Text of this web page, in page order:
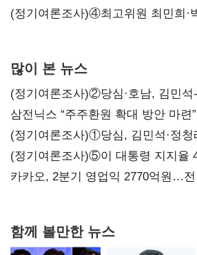
'한 자릿수'
(정기여론조사)④최고위원 최민희·
많이 본 뉴스
(정기여론조사)②당심·호남, 김민석
삼전닉스 “주주환원 확대 방안 마
보내
(정기여론조사)①당심, 김민석·정
지지도 '50% 아래로'(종합)
(정기여론조사)⑤이 대통령 지지율
만에 다시 40%대
카카오, 2분기 영업익 2770억원…
함께 볼만한 뉴스